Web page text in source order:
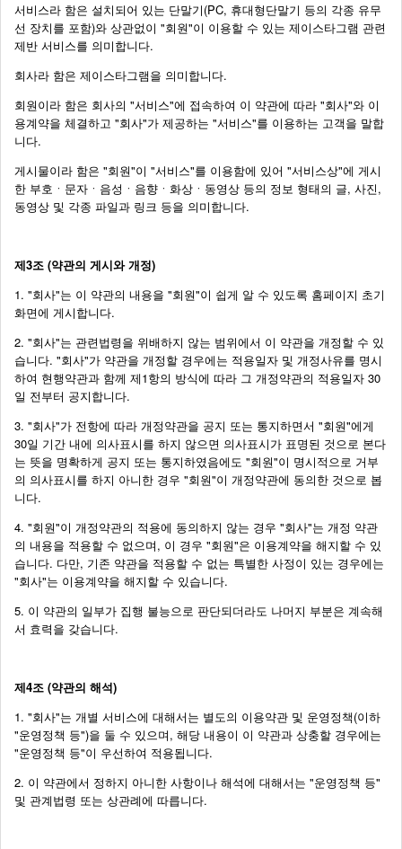
서비스라 함은 설치되어 있는 단말기(PC, 휴대형단말기 등의 각종 유무
선 장치를 포함)와 상관없이 "회원"이 이용할 수 있는 제이스타그램 관련
제반 서비스를 의미합니다.
회사라 함은 제이스타그램을 의미합니다.
회원이라 함은 회사의 "서비스"에 접속하여 이 약관에 따라 "회사"와 이
용계약을 체결하고 "회사"가 제공하는 "서비스"를 이용하는 고객을 말합
니다.
게시물이라 함은 "회원"이 "서비스"를 이용함에 있어 "서비스상"에 게시
한 부호ㆍ문자ㆍ음성ㆍ음향ㆍ화상ㆍ동영상 등의 정보 형태의 글, 사진,
동영상 및 각종 파일과 링크 등을 의미합니다.
제3조 (약관의 게시와 개정)
1. "회사"는 이 약관의 내용을 "회원"이 쉽게 알 수 있도록 홈페이지 초기
화면에 게시합니다.
2. "회사"는 관련법령을 위배하지 않는 범위에서 이 약관을 개정할 수 있
습니다. "회사"가 약관을 개정할 경우에는 적용일자 및 개정사유를 명시
하여 현행약관과 함께 제1항의 방식에 따라 그 개정약관의 적용일자 30
일 전부터 공지합니다.
3. "회사"가 전항에 따라 개정약관을 공지 또는 통지하면서 "회원"에게
30일 기간 내에 의사표시를 하지 않으면 의사표시가 표명된 것으로 본다
는 뜻을 명확하게 공지 또는 통지하였음에도 "회원"이 명시적으로 거부
의 의사표시를 하지 아니한 경우 "회원"이 개정약관에 동의한 것으로 봅
니다.
4. "회원"이 개정약관의 적용에 동의하지 않는 경우 "회사"는 개정 약관
의 내용을 적용할 수 없으며, 이 경우 "회원"은 이용계약을 해지할 수 있
습니다. 다만, 기존 약관을 적용할 수 없는 특별한 사정이 있는 경우에는
"회사"는 이용계약을 해지할 수 있습니다.
5. 이 약관의 일부가 집행 불능으로 판단되더라도 나머지 부분은 계속해
서 효력을 갖습니다.
제4조 (약관의 해석)
1. "회사"는 개별 서비스에 대해서는 별도의 이용약관 및 운영정책(이하
"운영정책 등")을 둘 수 있으며, 해당 내용이 이 약관과 상충할 경우에는
"운영정책 등"이 우선하여 적용됩니다.
2. 이 약관에서 정하지 아니한 사항이나 해석에 대해서는 "운영정책 등"
및 관계법령 또는 상관례에 따릅니다.